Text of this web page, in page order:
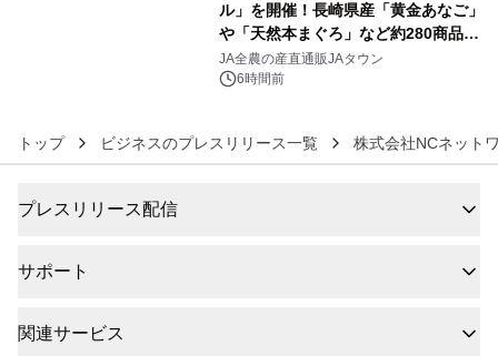
ル」を開催！長崎県産「黄金あなご」
や「天然本まぐろ」など約280商品を
販売！～毎月１０日の定例企画～
JA全農の産直通販JAタウン
6時間前
トップ ビジネスのプレスリリース一覧 株式会社NCネット
プレスリリース配信
サポート
関連サービス